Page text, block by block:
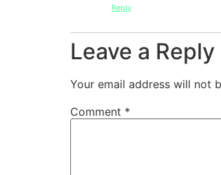
Reply
Leave a Reply
Your email address will not
Comment *